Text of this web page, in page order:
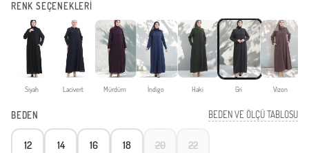
RENK SEÇENEKLERİ
Siyah Lacivert Mürdüm İndigo Haki Gri Vizon
BEDEN BEDEN VE ÖLÇÜ TABLOSU
12 14 16 18 20 22